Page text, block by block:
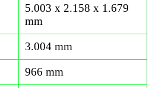
5.003 x 2.158 x 1.679
mm
3.004 mm
966 mm